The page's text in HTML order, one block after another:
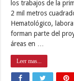
los trabajos de la
2 mil metros
Hematológico,
forman parte del
áreas en …
Leer mas...